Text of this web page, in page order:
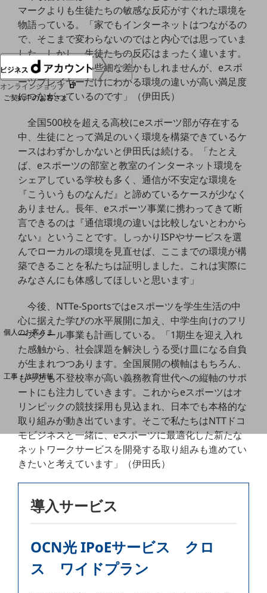
NTTドコモグループ
ログイン
オンラインショップ
ご契約中のお客さま
サービス別サポート情報
ご契約中サービスの一元管理
Web明細(ビリングステーション)
料金分析(ご利用料金管理サービス)
Web明細(My docomo)
個人のお客さま
NTTドコモ
OCNなど
工事・故障情報
お客さまサポートサイト
SDPFナレッジセンター
NTTドコモ 通信障害情報
マークよりも生徒たちの敏感な反応がすぐれた環境を
物語っている。「家でもインターネットはつながるの
で、そこまで変わらないのではと内心では思っていま
した。しかし、生徒たちの反応はまったく違います。
私には気づけない些細な差かもしれませんが、eスポ
ーツプレイヤーだけにわかる環境の違いが高い満足度
につながっているのです」（伊田氏）
全国500校を超える高校にeスポーツ部が存在する
中、生徒にとって満足のいく環境を構築できているケ
ースはわずかしかないと伊田氏は続ける。「たとえ
ば、eスポーツの部室と教室のインターネット環境を
シェアしている学校も多く、通信が不安定な環境を
『こういうものなんだ』と諦めているケースが少なく
ありません。長年、eスポーツ事業に携わってきて断
言できるのは『通信環境の違いは比較しないとわから
ない』ということです。しっかりISPやサービスを選
んでローカルの環境を見直せば、ここまでの環境が構
築できることを私たちは証明しました。これは実際に
みなさんにも体感してほしいと思います」
今後、NTTe-Sportsではeスポーツを学生生活の中
心に据えた学びの水平展開に加え、中学生向けのフリ
ースクール事業も計画している。「1期生を迎え入れ
た感触から、社会課題を解決しうる受け皿になる自負
が生まれつつあります。全国展開の横軸はもちろん、
もっとも不登校率が高い義務教育世代への縦軸のサポ
ートにも注力していきます。これからeスポーツはオ
リンピックの競技採用も見込まれ、日本でも本格的な
取り組みが動き出ています。そこで私たちはNTTドコ
モビジネスと一緒に、eスポーツに最適化した新たな
ネットワークサービスを開発する取り組みも進めてい
きたいと考えています」（伊田氏）
導入サービス
OCN光 IPoEサービス クロ
ス ワイドプラン